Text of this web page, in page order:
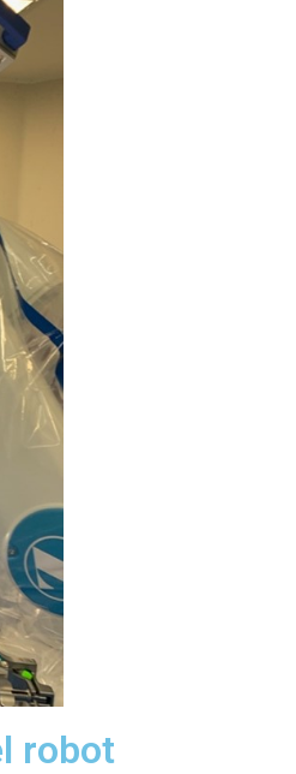
robot